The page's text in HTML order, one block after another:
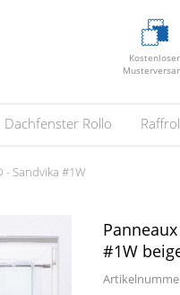
Kostenloser
Dachfenster Rollo
Sandvika #1W
#1W